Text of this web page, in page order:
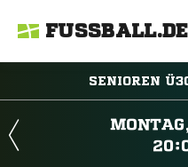
FUSSBALL.DE
SENIOREN
